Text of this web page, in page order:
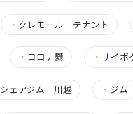
・ クレモール テナント
・ コロナ鬱 ・サイボ
シェアジム 川越 ・ ジム